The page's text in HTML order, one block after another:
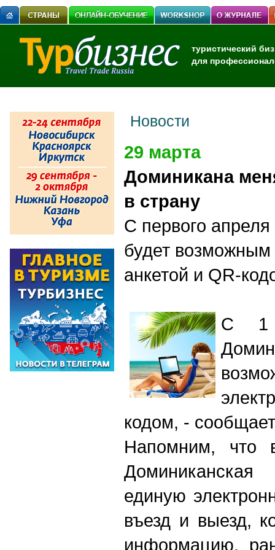
туристический
для
Новости
29 марта
Доминикана
в страну
С первого апреля
будет возможным
анкетой и QR-
С 1
кодом, - c
Напомним, что
единую
въезд и выезд,
информацию,